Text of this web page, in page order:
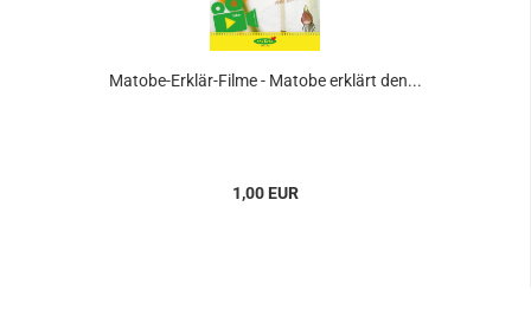
Matobe-Erklär-Filme - Matobe erklärt den...
1,00 EUR